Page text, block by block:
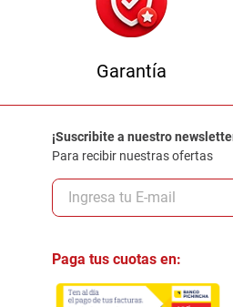
Garantía
¡Suscribite a nuestro
Para recibir nuestras ofertas
Paga tus cuotas en: